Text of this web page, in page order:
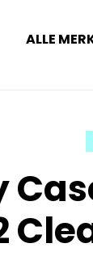
ALLE